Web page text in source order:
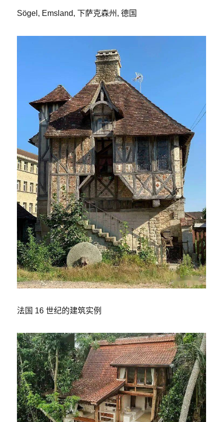
Sögel, Emsland, 下萨克森州, 德国
法国 16 世纪的建筑实例